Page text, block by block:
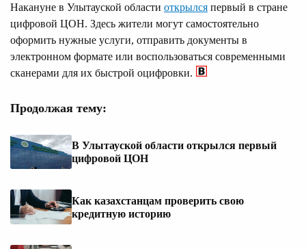
Накануне в Улытауской области открылся первый в стране
цифровой ЦОН. Здесь жители могут самостоятельно
оформить нужные услуги, отправить документы в
электронном формате или воспользоваться современными
сканерами для их быстрой оцифровки.
Продолжая тему:
В Улытауской области открылся первый
цифровой ЦОН
Как казахстанцам проверить свою
кредитную историю